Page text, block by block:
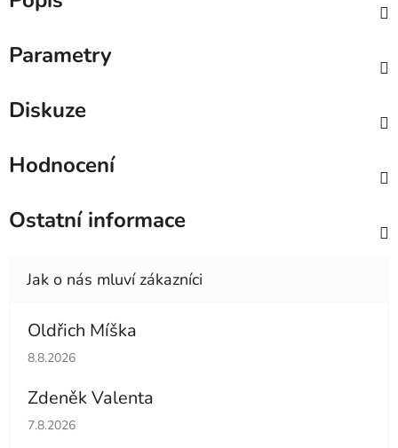
Parametry
Diskuze
Hodnocení
Ostatní informace
Oldřich Míška
Hodnocení obchodu je 5 z 5 hvězdiček.
8.8.2026
Zdeněk Valenta
Hodnocení obchodu je 5 z 5 hvězdiček.
7.8.2026